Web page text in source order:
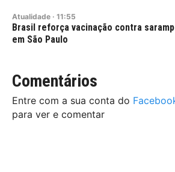
Atualidade · 11:55
Brasil reforça vacinação contra
em São Paulo
Comentários
Entre com a sua conta do
para ver e comentar